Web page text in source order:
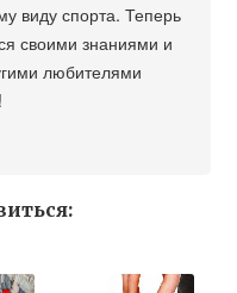
виду спорта. Теперь
своими знаниями и
любителями